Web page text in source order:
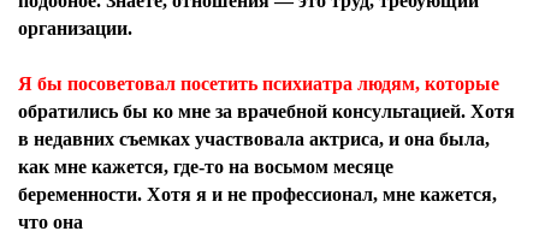
организации.
Я бы посоветовал посетить психиатра людям, которые
обратились бы ко мне за врачебной консультацией. Хотя
в недавних съемках участвовала актриса, и она была,
как мне кажется, где-то на восьмом месяце
беременности. Хотя я и не профессионал, мне кажется,
что она